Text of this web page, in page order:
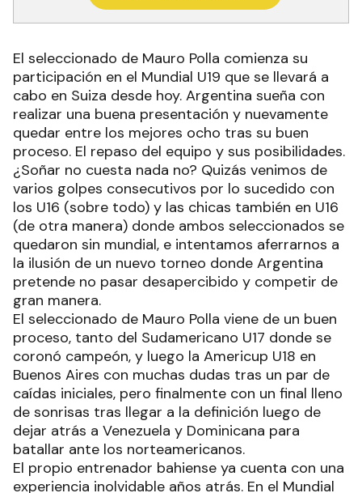
El seleccionado de Mauro Polla comienza su
participación en el Mundial U19 que se llevará a
cabo en Suiza desde hoy. Argentina sueña con
realizar una buena presentación y nuevamente
quedar entre los mejores ocho tras su buen
proceso. El repaso del equipo y sus posibilidades.
¿Soñar no cuesta nada no? Quizás venimos de
varios golpes consecutivos por lo sucedido con
los U16 (sobre todo) y las chicas también en U16
(de otra manera) donde ambos seleccionados se
quedaron sin mundial, e intentamos aferrarnos a
la ilusión de un nuevo torneo donde Argentina
pretende no pasar desapercibido y competir de
gran manera.
El seleccionado de Mauro Polla viene de un buen
proceso, tanto del Sudamericano U17 donde se
coronó campeón, y luego la Americup U18 en
Buenos Aires con muchas dudas tras un par de
caídas iniciales, pero finalmente con un final lleno
de sonrisas tras llegar a la definición luego de
dejar atrás a Venezuela y Dominicana para
batallar ante los norteamericanos.
El propio entrenador bahiense ya cuenta con una
experiencia inolvidable años atrás. En el Mundial